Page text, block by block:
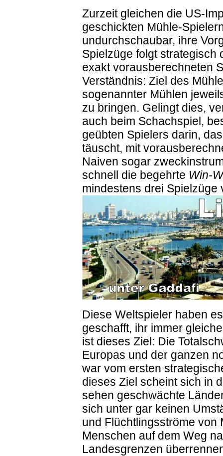
Zurzeit gleichen die US-
geschickten Mühle-
undurchschaubar, ihre
Spielzüge folgt strategisch
exakt vorausberechneten
Verständnis: Ziel des
sogenannter Mühlen
zu bringen. Gelingt dies,
auch beim Schachspiel,
geübten Spielers darin,
täuscht, mit
Naiven sogar
schnell die begehrte Win-
mindestens drei
Diese Weltspieler haben
geschafft, ihr immer
ist dieses Ziel: Die
Europas und der ganzen
war vom ersten
dieses Ziel scheint sich in
sehen geschwächte
sich unter gar keinen
und Flüchtlingsströme von
Menschen auf dem Weg
Landesgrenzen